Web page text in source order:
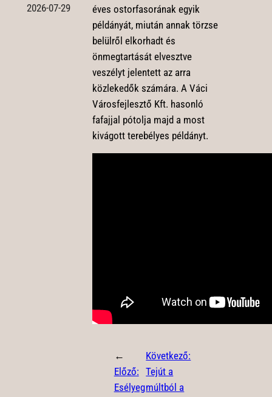
2026-07-29
éves ostorfasorának egyik
példányát, miután annak törzse
belülről elkorhadt és
önmegtartását elvesztve
veszélyt jelentett az arra
közlekedők számára. A Váci
Városfejlesztő Kft. hasonló
fafajjal pótolja majd a most
kivágott terebélyes példányt.
←
Előző:
Esélyeg
Következő:
Tejút a
múltból a